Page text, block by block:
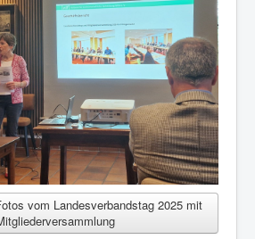
vom Landesverbandstag 2025 mit